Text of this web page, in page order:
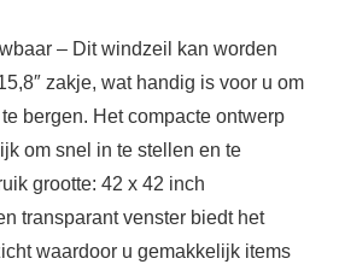
– Dit windzeil kan worden
zakje, wat handig is voor u om
bergen. Het compacte ontwerp
om snel in te stellen en te
grootte: 42 x 42 inch
transparant venster biedt het
waardoor u gemakkelijk items